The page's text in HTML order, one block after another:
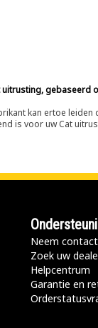
gebaseerd
kan ertoe
is voor uw Cat
Neem
Zoek uw
Helpcentrum
Garantie en